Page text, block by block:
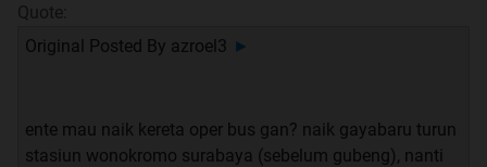
Spoilerfor"yang dicari":
Spoilerfor"PERHATIAN!!!":
Quote:
Original Posted By azroel3 ►
ente mau naik kereta oper bus gan? naik gayabaru turun
stasiun wonokromo surabaya (sebelum gubeng), nanti